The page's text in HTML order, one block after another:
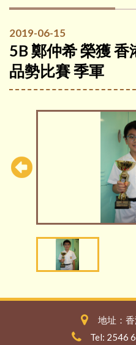
2019-06-15
5B 鄭仲希 榮獲
品勢比賽 季軍
地址：
Tel: 2546